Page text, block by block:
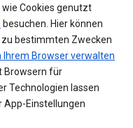
Cookies genutzt
besuchen. Hier können
zu bestimmten Zwecken
Ihrem Browser verwalten
Browsern für
Technologien lassen
App-Einstellungen